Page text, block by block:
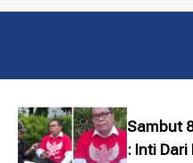
Sambut
: Inti